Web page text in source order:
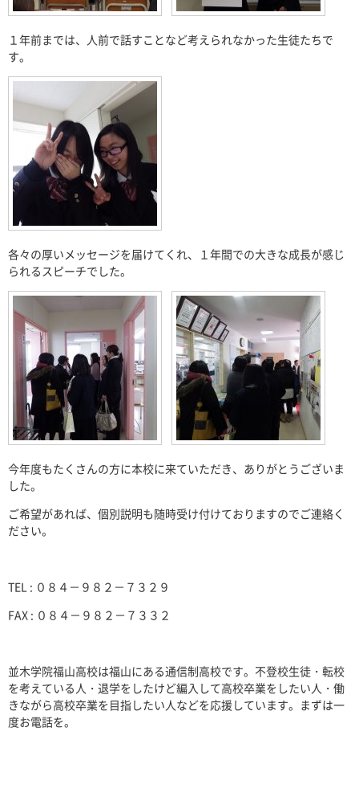
１年前までは、人前で話すことなど考えられなかった生徒たちで
す。
各々の厚いメッセージを届けてくれ、１年間での大きな成長が感じ
られるスピーチでした。
今年度もたくさんの方に本校に来ていただき、ありがとうございま
した。
ご希望があれば、個別説明も随時受け付けておりますのでご連絡く
ださい。
TEL : ０８４－９８２－７３２９
FAX : ０８４－９８２－７３３２
並木学院福山高校は福山にある通信制高校です。不登校生徒・転校
を考えている人・退学をしたけど編入して高校卒業をしたい人・働
きながら高校卒業を目指したい人などを応援しています。まずは一
度お電話を。